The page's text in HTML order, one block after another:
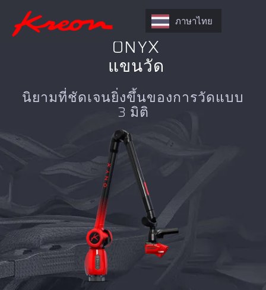
ONYX
แขนวัด
นิยามที่ชัดเจนยิ่งขึ้นของการวัดแบบ
3 มิติ
ภาษาไทย